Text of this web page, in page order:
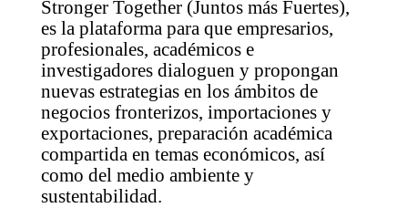
Stronger Together (Juntos más Fuertes),
es la plataforma para que empresarios,
profesionales, académicos e
investigadores dialoguen y propongan
nuevas estrategias en los ámbitos de
negocios fronterizos, importaciones y
exportaciones, preparación académica
compartida en temas económicos, así
como del medio ambiente y
sustentabilidad.